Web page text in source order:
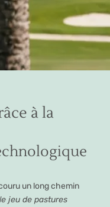
à la
un long chemin
jeu de pastures